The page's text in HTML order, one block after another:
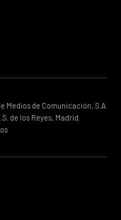
Medios de Comunicación, S.A
de los Reyes, Madrid.